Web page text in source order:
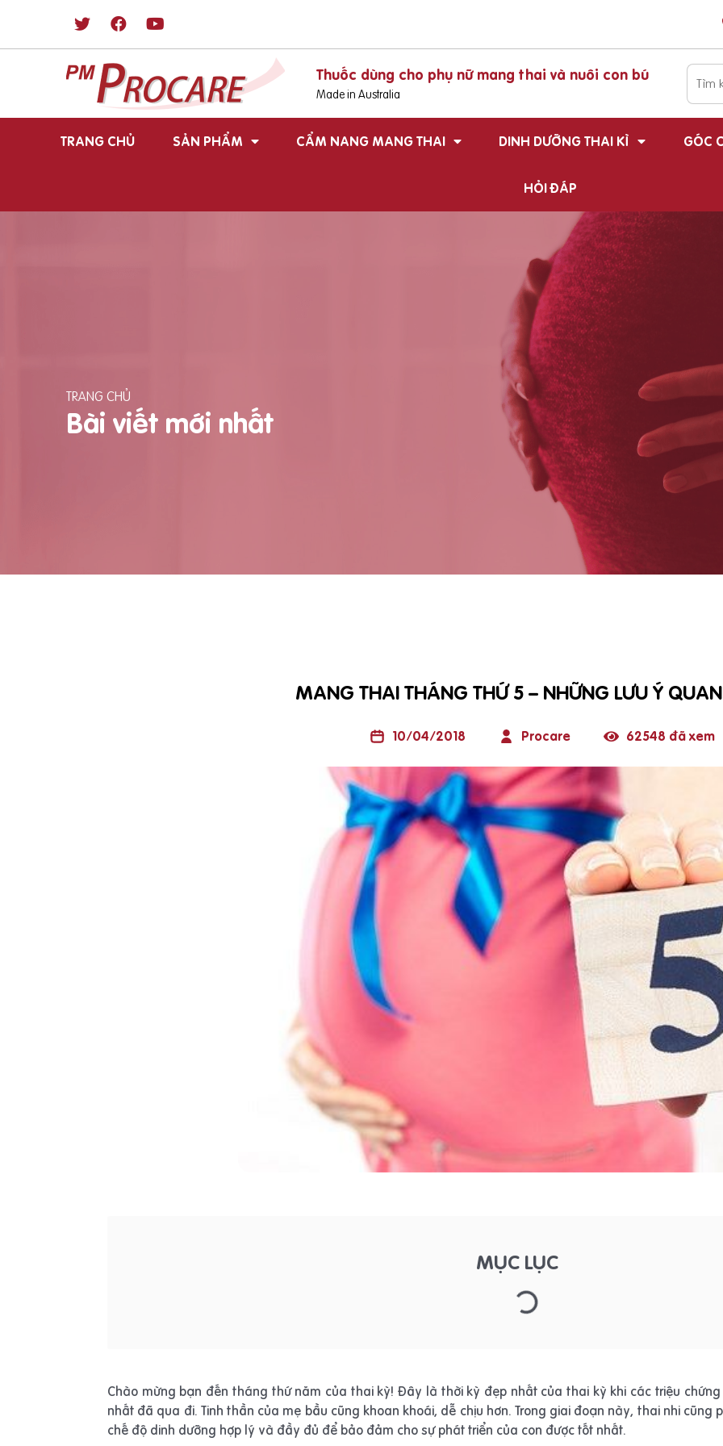
Thuốc dùng cho phụ nữ mang thai và nuôi con bú
Made in Australia
TRANG CHỦ SẢN PHẨM CẨM NANG MANG THAI DINH DƯỠNG THAI KÌ GÓC
HỎI ĐÁP
TRANG CHỦ
Bài viết mới nhất
MANG THAI THÁNG THỨ 5 – NHỮNG LƯU Ý
10/04/2018 Procare 62548 đã xem
MỤC LỤC
Chào mừng bạn đến tháng thứ năm của thai kỳ! Đây là thời kỳ đẹp nhất của thai kỳ khi các triệu
nhất đã qua đi. Tinh thần của mẹ bầu cũng khoan khoái, dễ chịu hơn. Trong giai đoạn này, thai nhi
chế độ dinh dưỡng hợp lý và đầy đủ để bảo đảm cho sự phát triển của con được tốt nhất.